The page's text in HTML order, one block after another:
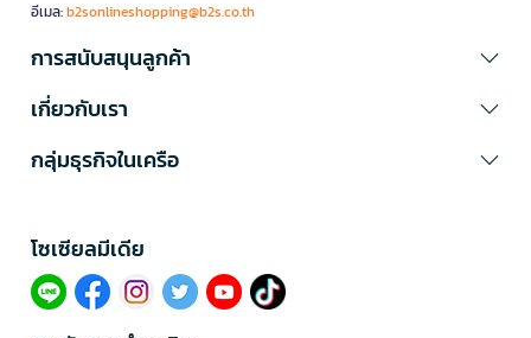
อีเมล:b2sonlineshopping@b2s.co.th
การสนับสนุนลูกค้า
เกี่ยวกับเรา
กลุ่มธุรกิจในเครือ
โซเซียลมีเดีย​